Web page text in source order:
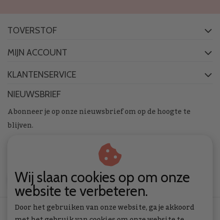
TOVERSTOF
MIJN ACCOUNT
KLANTENSERVICE
NIEUWSBRIEF
Abonneer je op onze nieuwsbrief om op de hoogte te
blijven.
ABONNEER
Wij slaan cookies op om onze
website te verbeteren.
Door het gebruiken van onze website, ga je akkoord